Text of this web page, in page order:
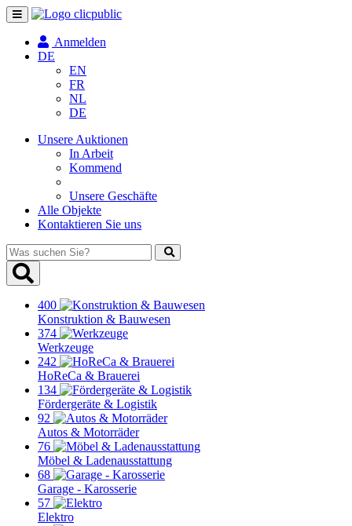
Navigation
umschalten
Anmelden
DE
EN
FR
NL
DE
Unsere Auktionen
In Arbeit
Kommend
Unsere Geschäfte
Alle Objekte
Kontaktieren Sie uns
Was
suchen
Sie?
400
Konstruktion & Bauwesen
374
Werkzeuge
242
HoReCa & Brauerei
134
Fördergeräte & Logistik
92
Autos & Motorräder
76
Möbel & Ladenausstattung
68
Garage - Karosserie
57
Elektro